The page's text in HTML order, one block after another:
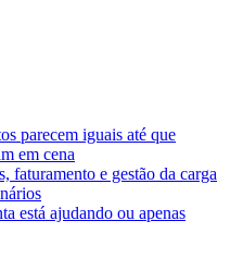
parecem iguais até que
em cena
faturamento e gestão da carga
está ajudando ou apenas